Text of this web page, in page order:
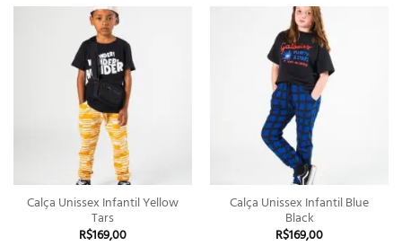
Calça Unissex Infantil Yellow
Tars
R$169,00
Calça Unissex Infantil Blue
Black
R$169,00